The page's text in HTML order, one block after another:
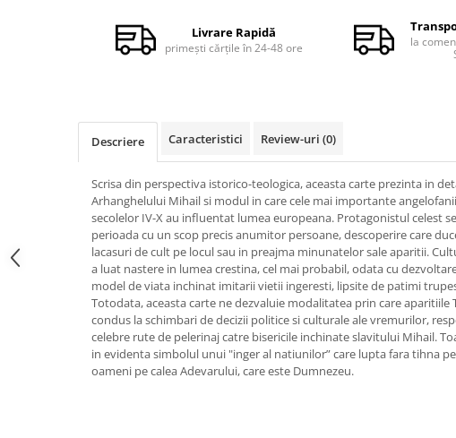
Viata după moarte
Relații de cuplu
Psihologie practică
Lumea îngerilor
Seria Masaru Emoto
Inspiraţie divină
Facebook
Livrare Rapidă
primești cărțile în 24-48 ore
la
Descriere Caracteristici Review-uri (0)
Scrisa din perspectiva istorico-teologica, aceasta carte prezinta in
Arhanghelului Mihail si modul in care cele mai importante
secolelor IV-X au influentat lumea europeana. Protagonistul celest
perioada cu un scop precis anumitor persoane, descoperire care
lacasuri de cult pe locul sau in preajma minunatelor sale aparitii.
a luat nastere in lumea crestina, cel mai probabil, odata cu
model de viata inchinat imitarii vietii ingeresti, lipsite de patimi
Totodata, aceasta carte ne dezvaluie modalitatea prin care aparitiile
condus la schimbari de decizii politice si culturale ale vremurilor,
celebre rute de pelerinaj catre bisericile inchinate slavitului Mihail.
in evidenta simbolul unui "inger al natiunilor” care lupta fara tihna
oameni pe calea Adevarului, care este Dumnezeu.